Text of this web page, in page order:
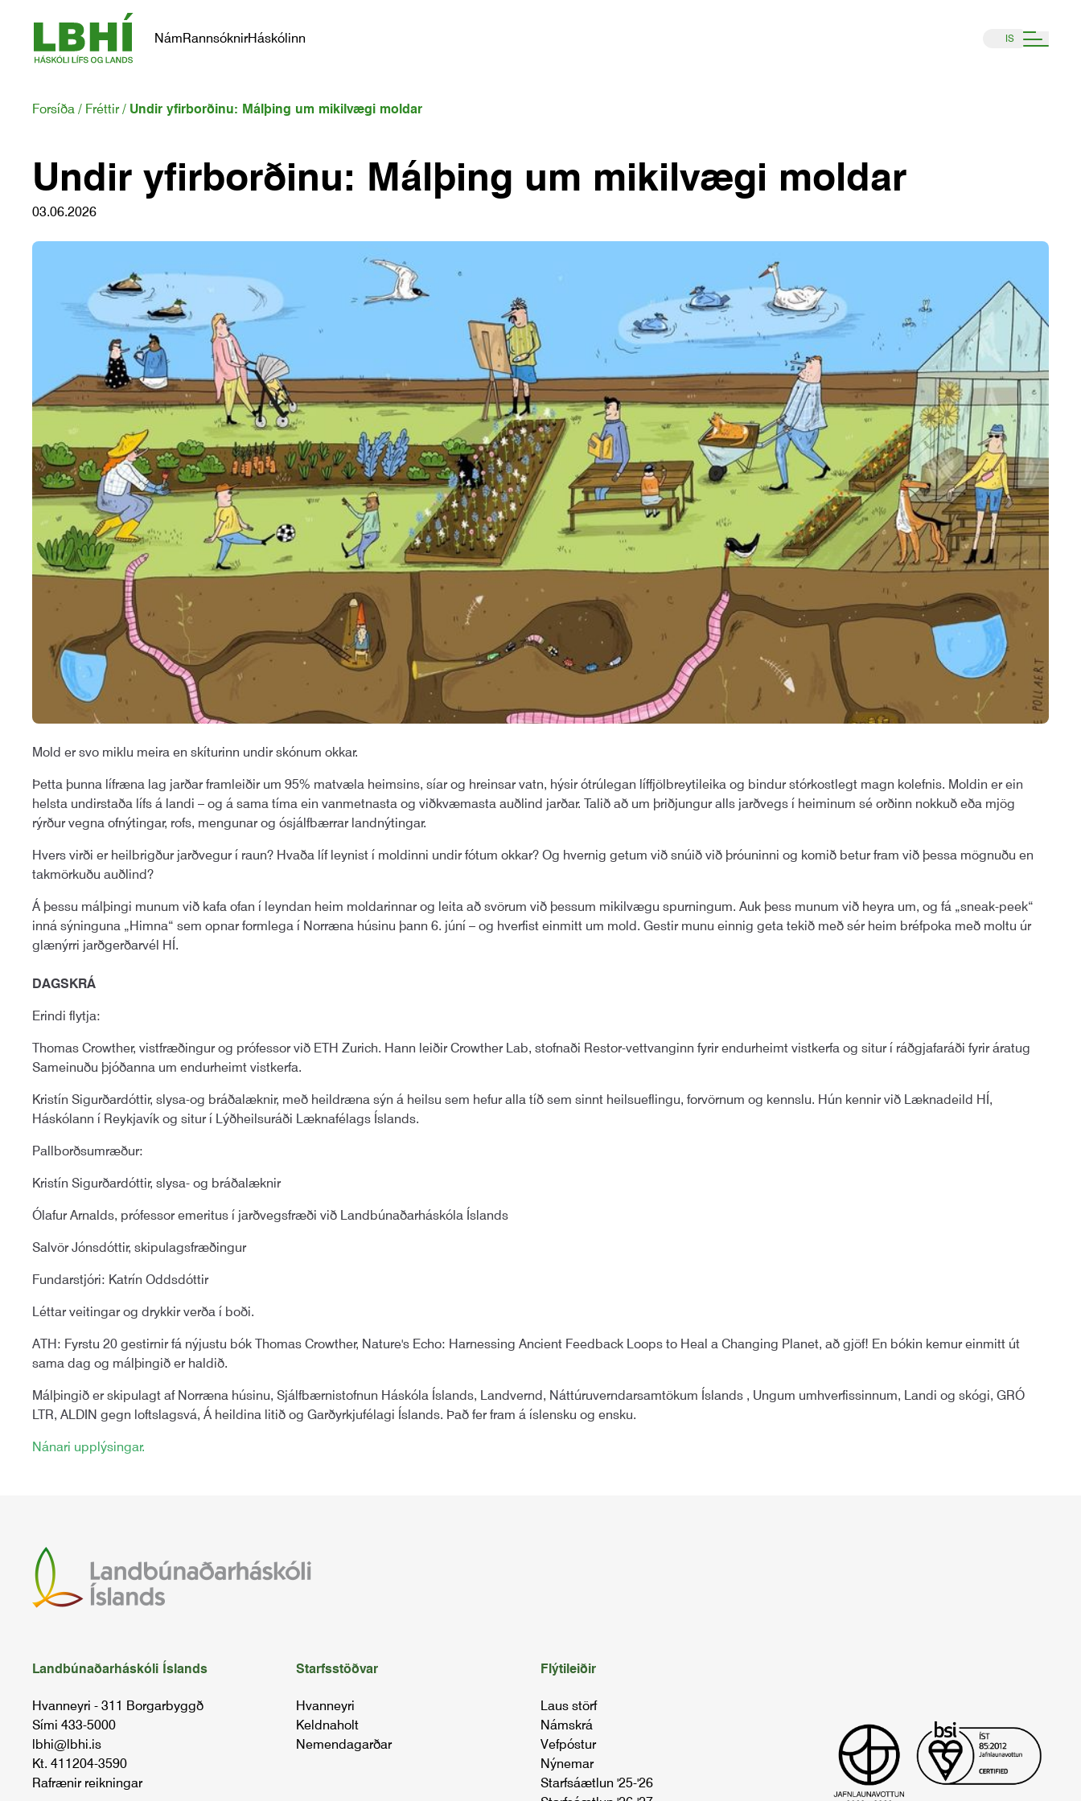
NámRannsóknirHáskólinn IS
Forsíða Fréttir Undir yfirborðinu: Málþing um mikilvægi moldar
Undir yfirborðinu: Málþing um mikilvægi moldar
03.06.2026
Mold er svo miklu meira en skíturinn undir skónum okkar.
Þetta þunna lífræna lag jarðar framleiðir um 95% matvæla heimsins, síar og hreinsar vatn, hýsir ótrúlegan líffjölbreytileika og bindur stórkostlegt magn kolefnis. Moldin er ein
helsta undirstaða lífs á landi – og á sama tíma ein vanmetnasta og viðkvæmasta auðlind jarðar. Talið að um þriðjungur alls jarðvegs í heiminum sé orðinn nokkuð eða mjög
rýrður vegna ofnýtingar, rofs, mengunar og ósjálfbærrar landnýtingar.
Hvers virði er heilbrigður jarðvegur í raun? Hvaða líf leynist í moldinni undir fótum okkar? Og hvernig getum við snúið við þróuninni og komið betur fram við þessa mögnuðu en
takmörkuðu auðlind?
Á þessu málþingi munum við kafa ofan í leyndan heim moldarinnar og leita að svörum við þessum mikilvægu spurningum. Auk þess munum við heyra um, og fá „sneak-peek“
inná sýninguna „Himna“ sem opnar formlega í Norræna húsinu þann 6. júní – og hverfist einmitt um mold. Gestir munu einnig geta tekið með sér heim bréfpoka með moltu úr
glænýrri jarðgerðarvél HÍ.
DAGSKRÁ
Erindi flytja:
Thomas Crowther, vistfræðingur og prófessor við ETH Zurich. Hann leiðir Crowther Lab, stofnaði Restor-vettvanginn fyrir endurheimt vistkerfa og situr í ráðgjafaráði fyrir áratug
Sameinuðu þjóðanna um endurheimt vistkerfa.
Kristín Sigurðardóttir, slysa-og bráðalæknir, með heildræna sýn á heilsu sem hefur alla tíð sem sinnt heilsueflingu, forvörnum og kennslu. Hún kennir við Læknadeild HÍ,
Háskólann í Reykjavík og situr í Lýðheilsuráði Læknafélags Íslands.
Pallborðsumræður:
Kristín Sigurðardóttir, slysa- og bráðalæknir
Ólafur Arnalds, prófessor emeritus í jarðvegsfræði við Landbúnaðarháskóla Íslands
Salvör Jónsdóttir, skipulagsfræðingur
Fundarstjóri: Katrín Oddsdóttir
Léttar veitingar og drykkir verða í boði.
ATH: Fyrstu 20 gestirnir fá nýjustu bók Thomas Crowther, Nature's Echo: Harnessing Ancient Feedback Loops to Heal a Changing Planet, að gjöf! En bókin kemur einmitt út
sama dag og málþingið er haldið.
Málþingið er skipulagt af Norræna húsinu, Sjálfbærnistofnun Háskóla Íslands, Landvernd, Náttúruverndarsamtökum Íslands , Ungum umhverfissinnum, Landi og skógi, GRÓ
LTR, ALDIN gegn loftslagsvá, Á heildina litið og Garðyrkjufélagi Íslands. Það fer fram á íslensku og ensku.
Nánari upplýsingar.
Landbúnaðarháskóli Íslands
Hvanneyri - 311 Borgarbyggð
Sími 433-5000
lbhi@lbhi.is
Kt. 411204-3590
Rafrænir reikningar
Starfsstöðvar
Hvanneyri
Keldnaholt
Nemendagarðar
Flýtileiðir
Laus störf
Námskrá
Vefpóstur
Nýnemar
Starfsáætlun '25-'26